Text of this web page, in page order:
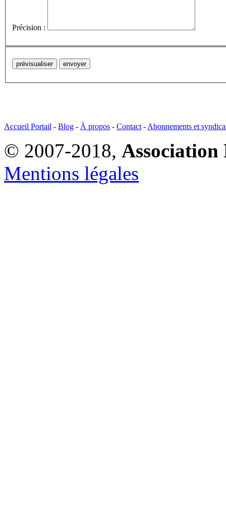
Précision :
Accueil Portail - Blog - À propos - Contact - Abonnements et
© 2007-2018, Association
Mentions légales